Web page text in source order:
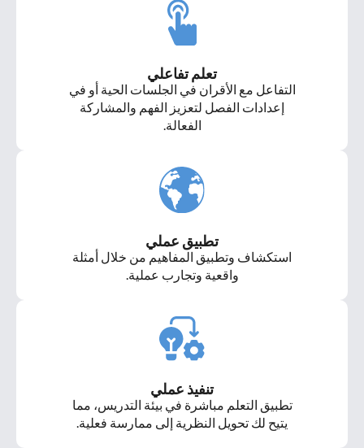
تعلم تفاعلي
التفاعل مع الأقران في الجلسات الحية أو في
إعدادات الفصل لتعزيز الفهم والمشاركة
الفعالة.
تطبيق عملي
استكشاف وتطبيق المفاهيم من خلال أمثلة
واقعية وتجارب عملية.
تنفيذ عملي
تطبيق التعلم مباشرة في بيئة التدريس، مما
يتيح لك تحويل النظرية إلى ممارسة فعلية.